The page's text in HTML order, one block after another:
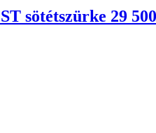
sötétszürke 29